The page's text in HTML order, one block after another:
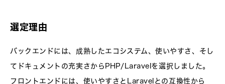
選定理由
バックエンドには、成熟したエコシステム、使いやすさ、そし
てドキュメントの充実さからPHP/Laravelを選択しました。
フロントエンドには、使いやすさとLaravelとの互換性から